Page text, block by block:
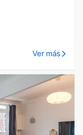
Ver más